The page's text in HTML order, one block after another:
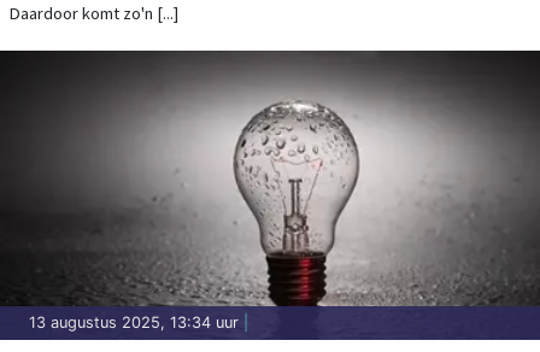
Daardoor komt zo'n [...]
13 augustus 2025, 13:34 uur